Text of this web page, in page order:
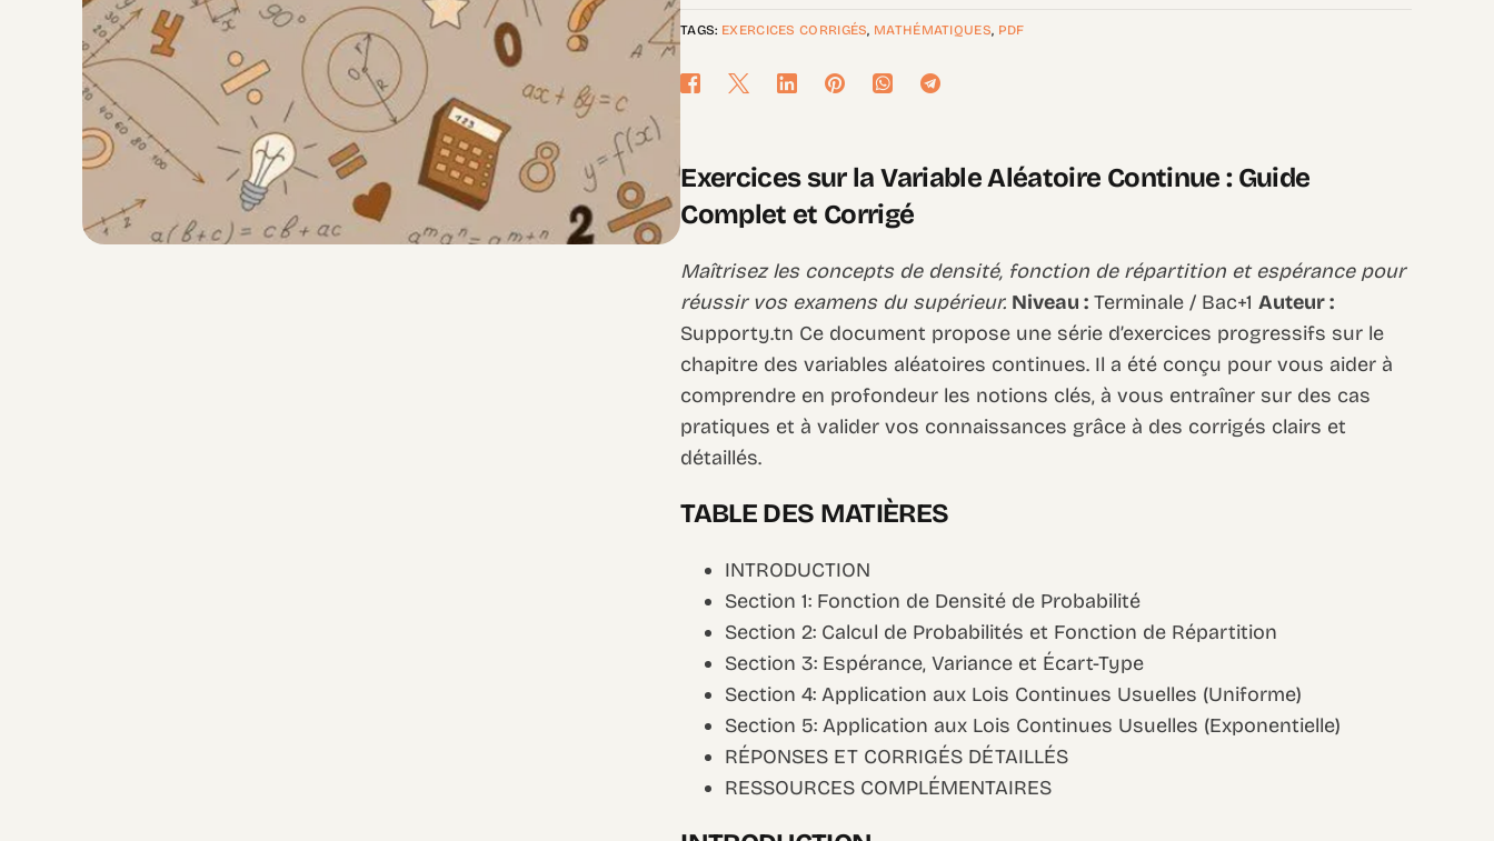
TAGS: EXERCICES CORRIGÉS MATHÉMATIQUES PDF
Exercices sur la Variable Aléatoire Continue : Guide
Complet et Corrigé
Maîtrisez les concepts de densité, fonction de répartition et espérance pour
réussir vos examens du supérieur. Niveau : Terminale / Bac+1Auteur :
Supporty.tn Ce document propose une série d’exercices progressifs sur le
chapitre des variables aléatoires continues. Il a été conçu pour vous aider à
comprendre en profondeur les notions clés, à vous entraîner sur des cas
pratiques et à valider vos connaissances grâce à des corrigés clairs et
détaillés.
TABLE DES MATIÈRES
INTRODUCTION
Section 1: Fonction de Densité de Probabilité
Section 2: Calcul de Probabilités et Fonction de Répartition
Section 3: Espérance, Variance et Écart-Type
Section 4: Application aux Lois Continues Usuelles (Uniforme)
Section 5: Application aux Lois Continues Usuelles (Exponentielle)
RÉPONSES ET CORRIGÉS DÉTAILLÉS
RESSOURCES COMPLÉMENTAIRES